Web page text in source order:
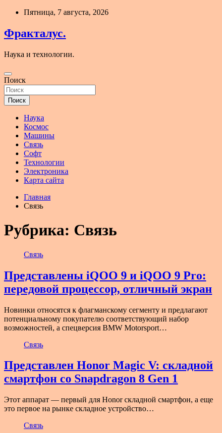
Перейти
содержимому
Пятница, 7 августа, 2026
Фракталус.
Наука и технологии.
Поиск
Поиск
Наука
Космос
Машины
Связь
Софт
Технологии
Электроника
Карта сайта
Главная
Связь
Рубрика: Связь
Связь
Представлены iQOO 9 и iQOO 9 Pro:
передовой процессор, отличный экран
Новинки относятся к флагманскому сегменту и предлагают
потенциальному покупателю соответствующий набор
возможностей, а спецверсия BMW Motorsport…
Связь
Представлен Honor Magic V: складной
смартфон со Snapdragon 8 Gen 1
Этот аппарат — первый для Honor складной смартфон, а еще
это первое на рынке складное устройство…
Связь